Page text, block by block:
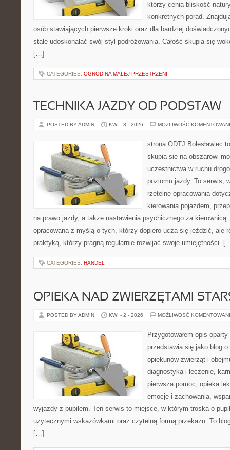
którzy cenią bliskość
konkretnych porad.
osób stawiających pierwsze kroki oraz dla bardziej
stale udoskonalać swój styl podróżowania. Całość skupia się
[…]
CATEGORIES: OGRÓD NA MAŁEJ PRZESTRZENI
TECHNIKA JAZDY OD PODSTAW
POSTED BY ADMIN KWI - 3 - 2026 MOŻLIWOŚĆ
strona ODTJ Bolesławiec
skupia się na obszarowi
uczestnictwa w ruchu
poziomu jazdy. To serwis,
rzetelne opracowania
kierowania pojazdem,
na prawo jazdy, a także nastawienia psychicznego za kierownicą.
opracowana z myślą o tych, którzy dopiero uczą się jeździć, ale
praktyką, którzy pragną regularnie rozwijać swoje umiejętności.
CATEGORIES: HANDEL
OPIEKA NAD ZWIERZĘTAMI
POSTED BY ADMIN KWI - 2 - 2026 MOŻLIWOŚĆ
Przygotowałem opis
przedstawia się jako blog
opiekunów zwierząt i
diagnostyka i leczenie,
pierwsza pomoc, opieka
emocje i zachowania,
wyjazdy z pupilem. Ten serwis to miejsce, w którym troska o
użytecznymi wskazówkami oraz czytelną formą przekazu. To
[…]